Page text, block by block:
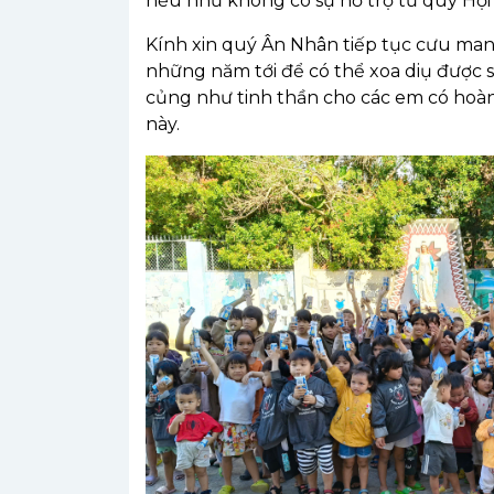
Kính xin quý Ân Nhân tiếp tục cưu
những năm tới để có thể xoa diụ được
củng như tinh thần cho các em có
này.